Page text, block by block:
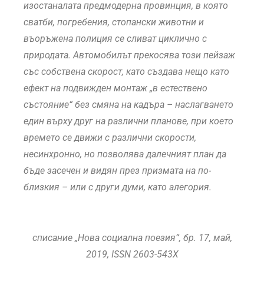
изостаналата предмодерна провинция, в която
сватби, погребения, стопански животни и
въоръжена полиция се сливат циклично с
природата. Автомобилът прекосява този пейзаж
със собствена скорост, като създава нещо като
ефект на подвижден монтаж „в естествено
състояние“ без смяна на кадъра – наслагването
един върху друг на различни планове, при което
времето се движи с различни скорости,
несинхронно, но позволява далечният план да
бъде засечен и видян през призмата на по-
близкия – или с други думи, като алегория.
списание „Нова социална поезия“, бр. 17, май,
2019, ISSN 2603-543X